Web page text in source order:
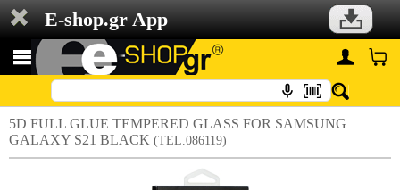
E-shop.gr App
5D FULL GLUE TEMPERED GLASS FOR SAMSUNG
GALAXY S21 BLACK (TEL.086119)